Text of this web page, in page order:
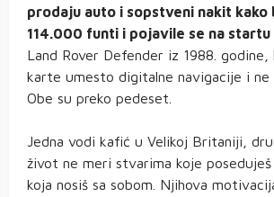
prodaju auto i sopstveni nakit kako
114.000 funti i pojavile se na startu
Land Rover Defender iz 1988.
karte umesto digitalne navigacije i ne
Obe su preko pedeset.
Jedna vodi kafić u Velikoj Britaniji,
život ne meri stvarima koje
koja nosiš sa sobom. Njihova